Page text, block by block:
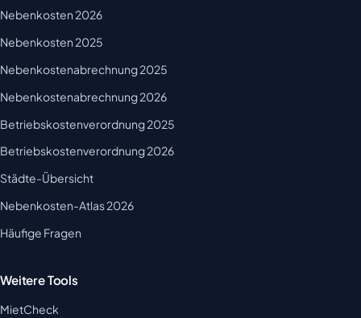
Nebenkosten 2026
Nebenkosten 2025
Nebenkostenabrechnung 2025
Nebenkostenabrechnung 2026
Betriebskostenverordnung 2025
Betriebskostenverordnung 2026
Städte-Übersicht
Nebenkosten-Atlas 2026
Häufige Fragen
Weitere Tools
MietCheck